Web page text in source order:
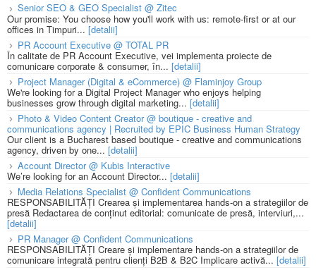
Senior SEO & GEO Specialist @ Zitec
Our promise: You choose how you'll work with us: remote-first or at our
offices in Timpuri... [detalii]
PR Account Executive @ TOTAL PR
În calitate de PR Account Executive, vei implementa proiecte de
comunicare corporate & consumer, în... [detalii]
Project Manager (Digital & eCommerce) @ Flaminjoy Group
We're looking for a Digital Project Manager who enjoys helping
businesses grow through digital marketing... [detalii]
Photo & Video Content Creator @ boutique - creative and
communications agency | Recruited by EPIC Business Human Strategy
Our client is a Bucharest based boutique - creative and communications
agency, driven by one... [detalii]
Account Director @ Kubis Interactive
We’re looking for an Account Director... [detalii]
Media Relations Specialist @ Confident Communications
RESPONSABILITĂȚI Crearea și implementarea hands-on a strategiilor de
presă Redactarea de conținut editorial: comunicate de presă, interviuri,...
[detalii]
PR Manager @ Confident Communications
RESPONSABILITĂȚI Creare și implementare hands-on a strategiilor de
comunicare integrată pentru clienți B2B & B2C Implicare activă... [detalii]